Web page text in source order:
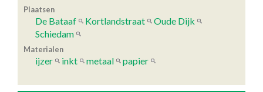
Plaatsen
De Bataaf Kortlandstraat
Oude Dijk
Schiedam
Materialen
ijzer inkt metaal papier